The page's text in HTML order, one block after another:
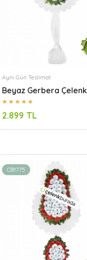
Aynı Gün Teslimat
Beyaz Gerbera Çelenk
2.899 TL
CB1775